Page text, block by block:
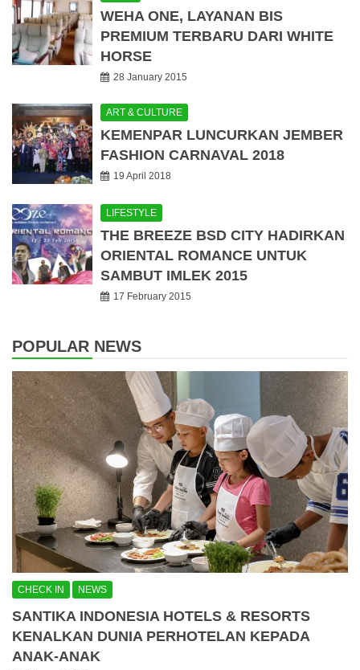
WEHA ONE, LAYANAN BIS
PREMIUM TERBARU DARI WHITE
HORSE
28 January 2015
ART & CULTURE
KEMENPAR LUNCURKAN JEMBER
FASHION CARNAVAL 2018
19 April 2018
LIFESTYLE
THE BREEZE BSD CITY HADIRKAN
ORIENTAL ROMANCE UNTUK
SAMBUT IMLEK 2015
17 February 2015
POPULAR NEWS
CHECK IN NEWS
SANTIKA INDONESIA HOTELS & RESORTS
KENALKAN DUNIA PERHOTELAN KEPADA
ANAK-ANAK